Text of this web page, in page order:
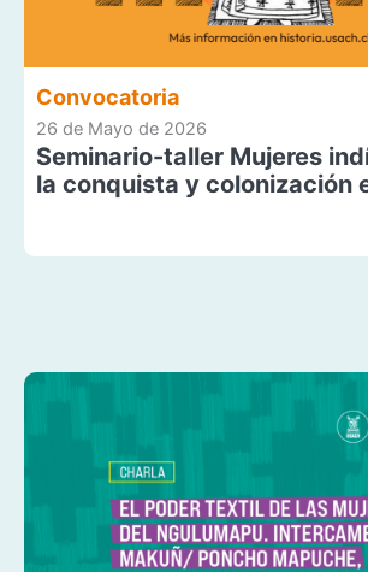
Convocatoria
26 de Mayo de 2026
Seminario-taller Mujeres
la conquista y colonización